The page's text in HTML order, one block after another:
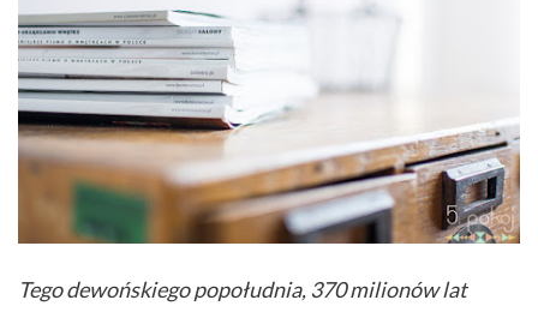
Tego dewońskiego popołudnia, 370 milionów lat